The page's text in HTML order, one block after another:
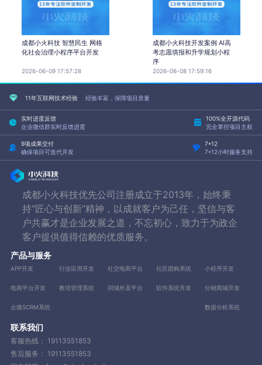
成都小火科技 智慧民生 网格
化社会治理小程序平台开发
2026-06-09 17:57:28
成都小火科技开发案例 AI高
考志愿填报和升学规划小程
序
2026-06-08 17:59:16
11年互联网技术经验 经验丰富，保障项目质量
实时进度反馈
企业微信群实时反馈进度
100%全开源代码
完全掌控项目主权
9项成果交付
确保项目可迭代开发
7*12
7*12小时服务支持
成都小火科技优先公司注册成立于2013年，始终秉
持“匠心与创新”精神，以成就客户为己任，坚信与客
户共赢才是企业发展之道，不忘初心，致力于为政企
客户提供值得信赖的优质服务。
产品与服务
APP开发 行业应用开发 社交电商平台 社区团购系统 小程序开发
电商平台开发 教培管理系统 同城外卖平台 软件系统开发 分销商城开发
企微SCRM系统 数据分析系统
联系我们
客服热线： 19113551853
售后服务： 19113551853